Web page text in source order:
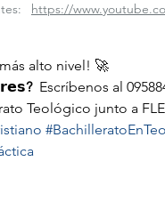
https://
alto nivel! 🚀
Escríbenos al
Teológico junto a